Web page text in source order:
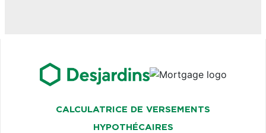
CALCULATRICE DE VERSEMENTS
HYPOTHÉCAIRES